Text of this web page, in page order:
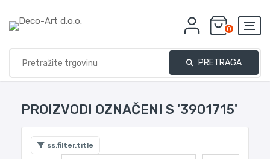
0
PRETRAGA
PROIZVODI OZNAČENI S '3901715'
ss.filter.title